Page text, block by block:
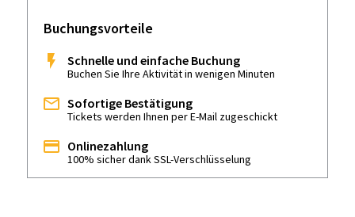
Buchungsvorteile
Schnelle und einfache Buchung
Buchen Sie Ihre Aktivität in wenigen Minuten
Sofortige Bestätigung
Tickets werden Ihnen per E-Mail zugeschickt
Onlinezahlung
100% sicher dank SSL-Verschlüsselung